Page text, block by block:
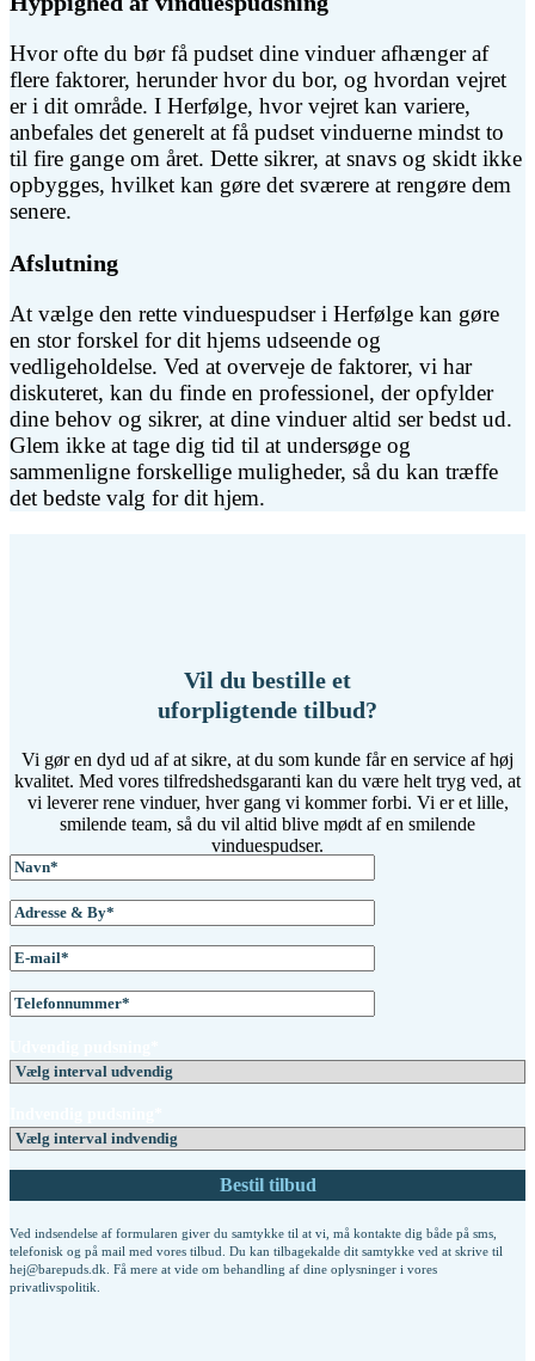
Hvor ofte du bør få pudset dine vinduer afhænger af
flere faktorer, herunder hvor du bor, og hvordan vejret
er i dit område. I Herfølge, hvor vejret kan variere,
anbefales det generelt at få pudset vinduerne mindst to
til fire gange om året. Dette sikrer, at snavs og skidt ikke
opbygges, hvilket kan gøre det sværere at rengøre dem
senere.
Afslutning
At vælge den rette vinduespudser i Herfølge kan gøre
en stor forskel for dit hjems udseende og
vedligeholdelse. Ved at overveje de faktorer, vi har
diskuteret, kan du finde en professionel, der opfylder
dine behov og sikrer, at dine vinduer altid ser bedst ud.
Glem ikke at tage dig tid til at undersøge og
sammenligne forskellige muligheder, så du kan træffe
det bedste valg for dit hjem.
Vil du bestille et
uforpligtende tilbud?
Vi gør en dyd ud af at sikre, at du som kunde får en service af høj
kvalitet. Med vores tilfredshedsgaranti kan du være helt tryg ved, at
vi leverer rene vinduer, hver gang vi kommer forbi. Vi er et lille,
smilende team, så du vil altid blive mødt af en smilende
vinduespudser.
Ved indsendelse af formularen giver du samtykke til at vi, må kontakte dig både på sms,
telefonisk og på mail med vores tilbud. Du kan tilbagekalde dit samtykke ved at skrive til
hej@barepuds.dk. Få mere at vide om behandling af dine oplysninger i vores
privatlivspolitik